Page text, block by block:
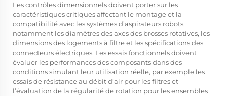
Les contrôles dimensionnels doivent porter sur les
caractéristiques critiques affectant le montage et la
compatibilité avec les systèmes d’aspirateurs robots,
notamment les diamètres des axes des brosses rotatives, les
dimensions des logements à filtre et les spécifications des
connecteurs électriques. Les essais fonctionnels doivent
évaluer les performances des composants dans des
conditions simulant leur utilisation réelle, par exemple les
essais de résistance au débit d’air pour les filtres et
l’évaluation de la régularité de rotation pour les ensembles